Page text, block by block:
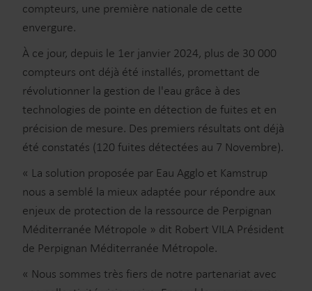
compteurs, une première nationale de cette
envergure.
À ce jour, depuis le 1er janvier 2024, plus de 30 000
compteurs ont déjà été installés, promettant de
révolutionner la gestion de l'eau grâce à des
technologies de pointe en détection de fuites et en
précision de mesure. Des premiers résultats ont déjà
été constatés (120 fuites détectées au 7 Novembre).
« La solution proposée par Eau Agglo et Kamstrup
nous a semblé la mieux adaptée pour répondre aux
enjeux de protection de la ressource de Perpignan
Méditerranée Métropole » dit Robert VILA Président
de Perpignan Méditerranée Métropole.
« Nous sommes très fiers de notre partenariat avec